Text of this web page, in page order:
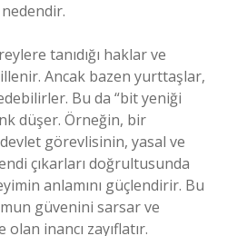
tanıdığı haklar ve
Ancak bazen yurttaşlar,
Bu da “bit yeniği
düşer. Örneğin, bir
görevlisinin, yasal ve
çıkarları doğrultusunda
anlamını güçlendirir. Bu
güvenini sarsar ve
inancı zayıflatır.